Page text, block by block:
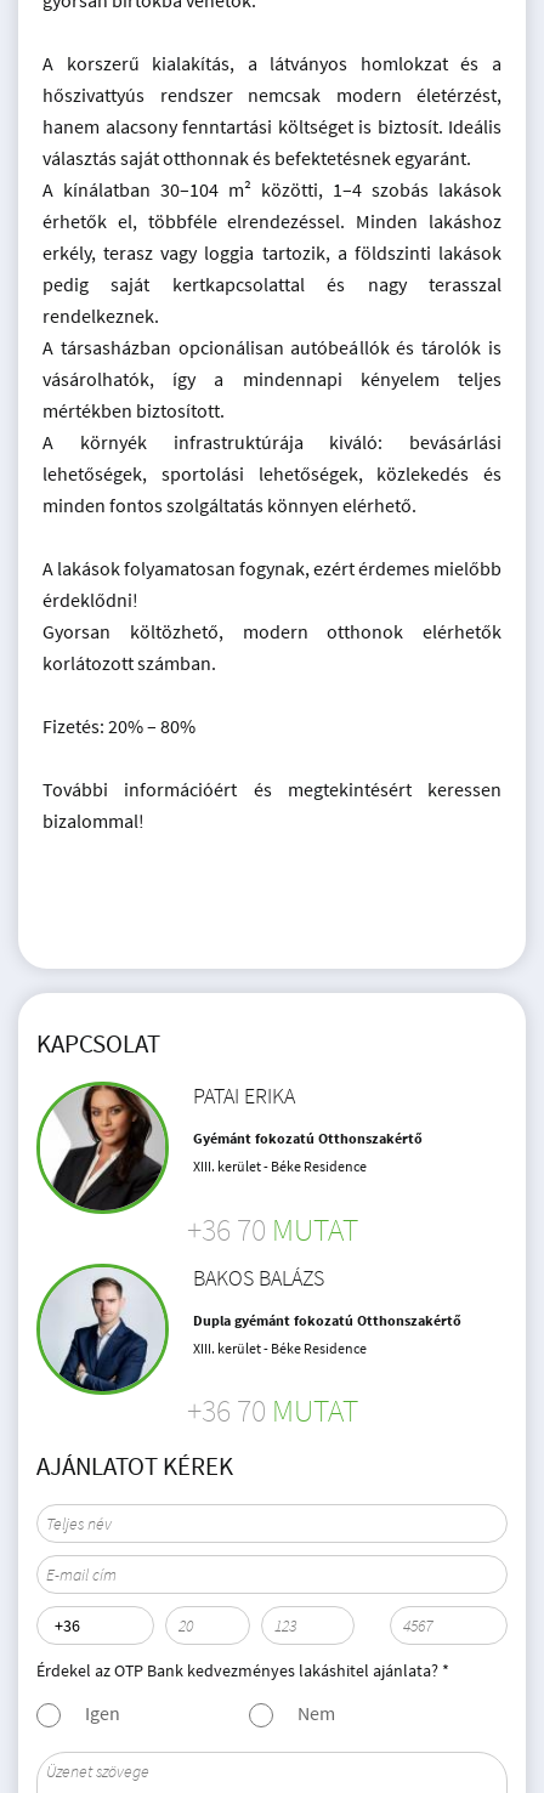
A korszerű kialakítás, a látványos homlokzat és a
hőszivattyús rendszer nemcsak modern életérzést,
hanem alacsony fenntartási költséget is biztosít. Ideális
választás saját otthonnak és befektetésnek egyaránt.
A kínálatban 30–104 m² közötti, 1–4 szobás lakások
érhetők el, többféle elrendezéssel. Minden lakáshoz
erkély, terasz vagy loggia tartozik, a földszinti lakások
pedig saját kertkapcsolattal és nagy terasszal
rendelkeznek.
A társasházban opcionálisan autóbeállók és tárolók is
vásárolhatók, így a mindennapi kényelem teljes
mértékben biztosított.
A környék infrastruktúrája kiváló: bevásárlási
lehetőségek, sportolási lehetőségek, közlekedés és
minden fontos szolgáltatás könnyen elérhető.
A lakások folyamatosan fogynak, ezért érdemes mielőbb
érdeklődni!
Gyorsan költözhető, modern otthonok elérhetők
korlátozott számban.
Fizetés: 20% – 80%
További információért és megtekintésért keressen
bizalommal!
KAPCSOLAT
PATAI ERIKA
Gyémánt fokozatú Otthonszakértő
XIII. kerület - Béke Residence
+36 70 MUTAT
BAKOS BALÁZS
Dupla gyémánt fokozatú Otthonszakértő
XIII. kerület - Béke Residence
+36 70 MUTAT
AJÁNLATOT KÉREK
Érdekel az OTP Bank kedvezményes lakáshitel ajánlata? *
Igen Nem